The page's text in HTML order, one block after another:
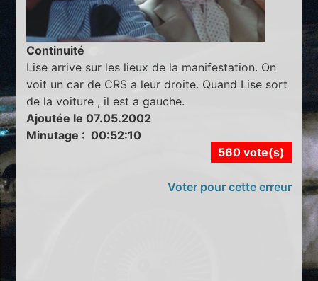
Continuité
Lise arrive sur les lieux de la manifestation. On
voit un car de CRS a leur droite. Quand Lise sort
de la voiture , il est a gauche.
Ajoutée le 07.05.2002
Minutage : 00:52:10
560 vote(s)
Voter pour cette erreur